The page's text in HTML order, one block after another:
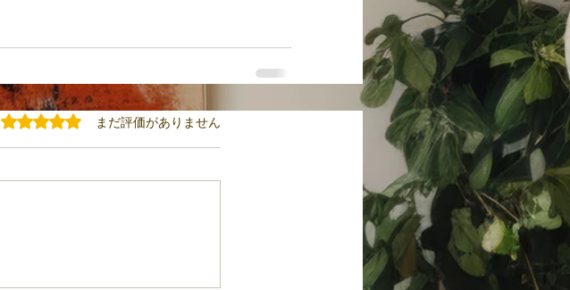
5つ星のうち0と評価されています。
まだ評価がありません